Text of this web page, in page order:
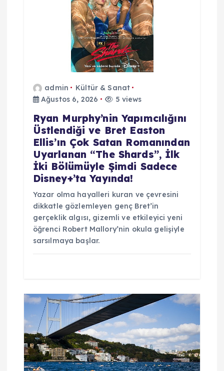
admin
Kültür & Sanat
Ağustos 6, 2026
5 views
Ryan Murphy’nin Yapımcılığını
Üstlendiği ve Bret Easton
Ellis’ın Çok Satan Romanından
Uyarlanan “The Shards”, İlk
İki Bölümüyle Şimdi Sadece
Disney+’ta Yayında!
Yazar olma hayalleri kuran ve çevresini
dikkatle gözlemleyen genç Bret’in
gerçeklik algısı, gizemli ve etkileyici yeni
öğrenci Robert Mallory’nin okula gelişiyle
sarsılmaya başlar.